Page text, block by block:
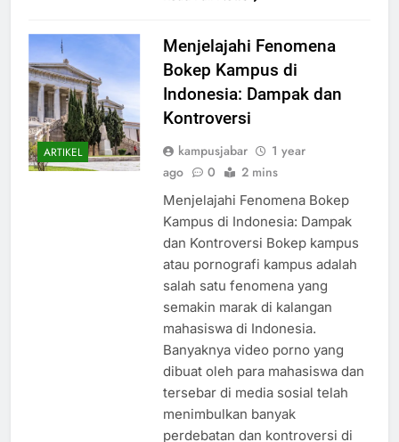
ARTIKEL
Menjelajahi Fenomena
Bokep Kampus di
Indonesia: Dampak dan
kampusjabar
1 year
Menjelajahi Fenomena Bokep
Kampus di Indonesia: Dampak
dan Kontroversi Bokep kampus
atau pornografi kampus adalah
salah satu fenomena yang
semakin marak di kalangan
mahasiswa di Indonesia.
Banyaknya video porno yang
dibuat oleh para mahasiswa dan
tersebar di media sosial telah
menimbulkan banyak